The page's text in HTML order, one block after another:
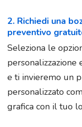
2. Richiedi una
preventivo
Seleziona le
e ti invieremo un
personalizzato
grafica con il tuo